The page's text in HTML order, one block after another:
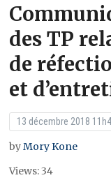
des TP
de
et
13 décembre 2018
byMory Kone
Views: 34